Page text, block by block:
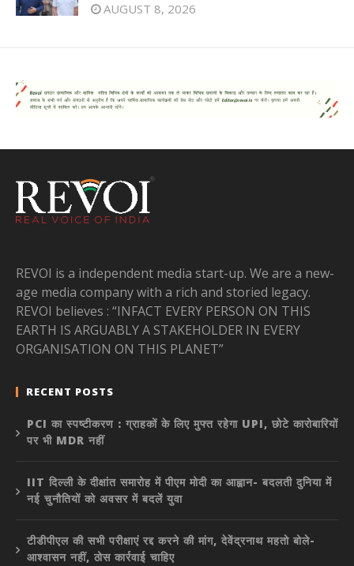
AUGUST 8, 2026
REVOI is a independent media start-up. We are a new-
age media company with a rich and storied legacy.
REVOI believes : “INFACT EVERY PERSON ON THIS
EARTH IS ARGUABLY A STAKEHOLDER IN EVERY
ORGANISATION ON THIS PLANET”
RECENT POSTS
PCI का स्पष्टीकरण : ग्राहकों के लिए मुफ्त रहेगा UPI, छोटे कारोबारियों
पर भी MDR नहीं
IIT दिल्ली के दीक्षांत समारोह में पीएम मोदी का आह्वान- बदलती दुनिया में
नई चुनौतियों को अवसर में बदलें युवा
टीडीपीएल की सभी परीक्षाएं रद्द करने की मांग, देवेंद्रनाथ महतो बोले-
आश्वासन नहीं, ठोस कार्रवाई चाहिए